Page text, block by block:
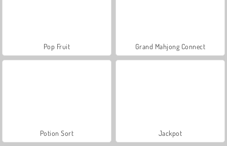
Pop Fruit Grand Mahjong Connect
Potion Sort Jackpot